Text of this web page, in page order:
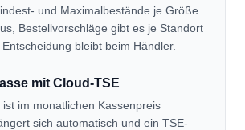
und Maximalbestände je Größe
Bestellvorschläge gibt es je Standort
bleibt beim Händler.
mit Cloud-TSE
ist im monatlichen Kassenpreis
sich automatisch und ein TSE-